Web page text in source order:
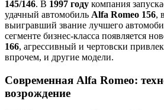
145/146. В 1997 году компания
удачный автомобиль Alfa Romeo 156,
выигравший звание лучшего
сегменте бизнес-класса появляется
166, агрессивный и чертовски
впрочем, и другие модели.
Современная Alfa Romeo:
возрождение